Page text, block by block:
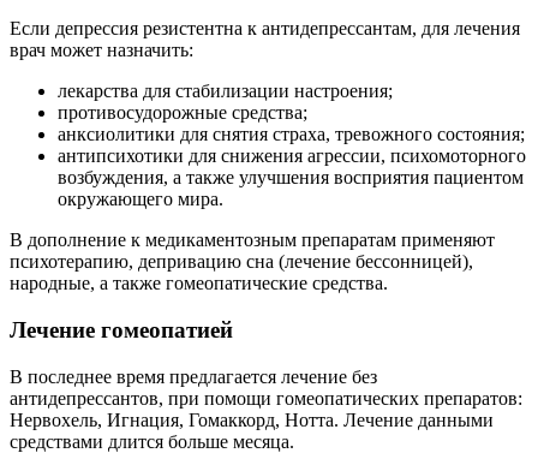
Если депрессия резистентна к антидепрессантам, для лечения
врач может назначить:
лекарства для стабилизации настроения;
противосудорожные средства;
анксиолитики для снятия страха, тревожного состояния;
антипсихотики для снижения агрессии, психомоторного
возбуждения, а также улучшения восприятия пациентом
окружающего мира.
В дополнение к медикаментозным препаратам применяют
психотерапию, депривацию сна (лечение бессонницей),
народные, а также гомеопатические средства.
Лечение гомеопатией
В последнее время предлагается лечение без
антидепрессантов, при помощи гомеопатических препаратов:
Нервохель, Игнация, Гомаккорд, Нотта. Лечение данными
средствами длится больше месяца.